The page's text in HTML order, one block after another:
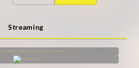
Streaming